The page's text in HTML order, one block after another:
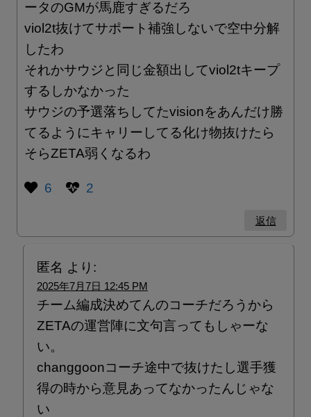
ータのGMが馬鹿すぎるだろ
viol2t抜けてサポート補強しないで空中分解
したわ
それかサウジと同じ金額出してviol2tキープ
するしかなかった
サウジの予選落ちしてたvisionをあんだけ勝
てるようにキャリーしてる化け物抜けたら
そらZETA弱くなるわ
6 2
返信
匿名 より:
2025年7月7日 12:45 PM
チーム編成決めてんのコーチだろうから
ZETAの運営陣に文句言ってもしゃーな
い。
changgoonコーチ途中で抜けたし選手獲
得の時から意見あってなかったんじゃな
い